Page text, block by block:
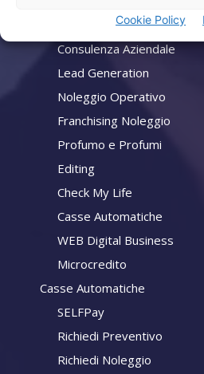
Cookie Policy
Consulenza Aziendale
Lead Generation
Noleggio Operativo
Franchising Noleggio
Profumo e Profumi
Editing
Check My Life
Casse Automatiche
WEB Digital Business
Microcredito
Casse Automatiche
SELFPay
Richiedi Preventivo
Richiedi Noleggio